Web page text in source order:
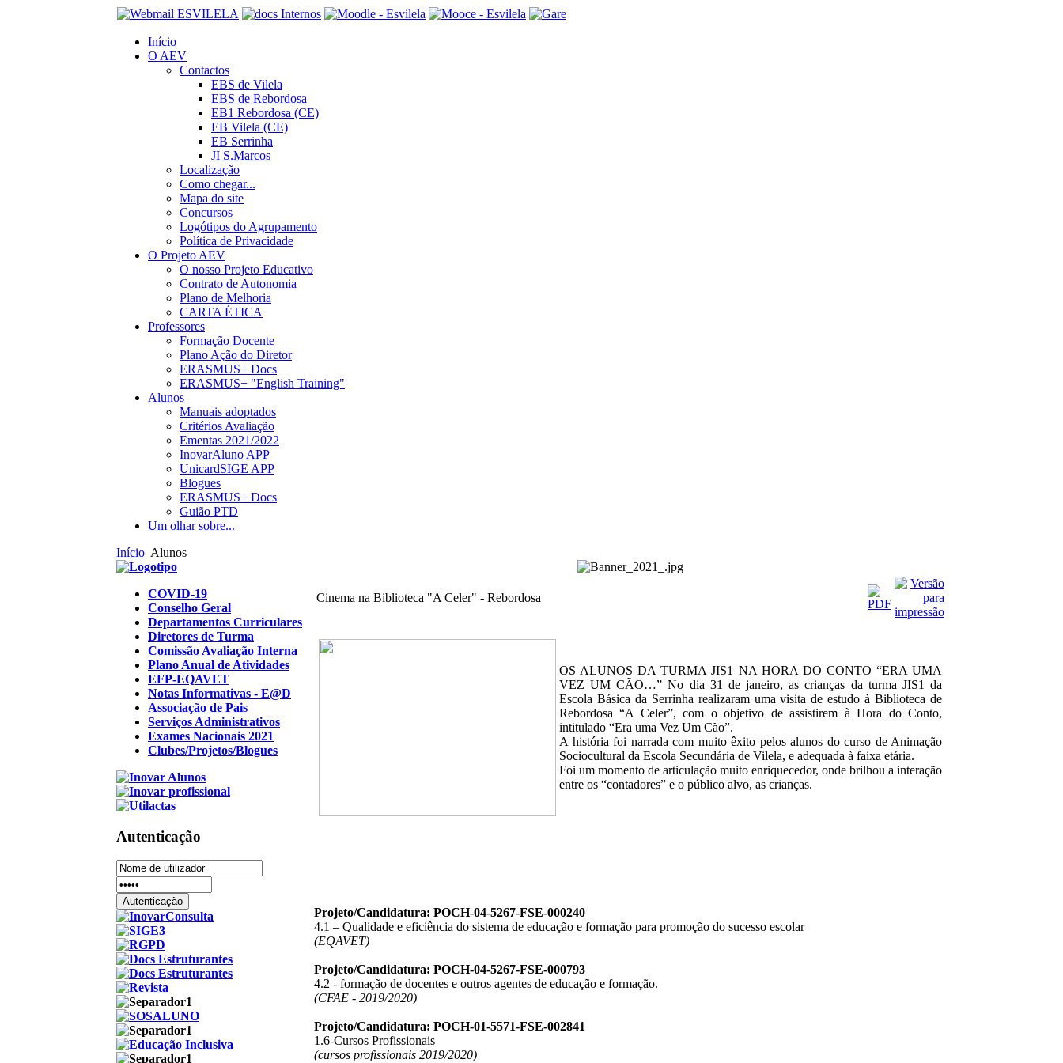
Início
O AEV
Contactos
EBS de Vilela
EBS de Rebordosa
EB1 Rebordosa (CE)
EB Vilela (CE)
EB Serrinha
JI S.Marcos
Localização
Como chegar...
Mapa do site
Concursos
Logótipos do Agrupamento
Política de Privacidade
O Projeto AEV
O nosso Projeto Educativo
Contrato de Autonomia
Plano de Melhoria
CARTA ÉTICA
Professores
Formação Docente
Plano Ação do Diretor
ERASMUS+ Docs
ERASMUS+ "English Training"
Alunos
Manuais adoptados
Critérios Avaliação
Ementas 2021/2022
InovarAluno APP
UnicardSIGE APP
Blogues
ERASMUS+ Docs
Guião PTD
Um olhar sobre...
Início Alunos
Cinema na Biblioteca "A Celer" - Rebordosa
OS ALUNOS DA TURMA JIS1 NA HORA DO CONTO “ERA UMA
VEZ UM CÃO…” No dia 31 de janeiro, as crianças da turma JIS1 da
Escola Básica da Serrinha realizaram uma visita de estudo à Biblioteca de
Rebordosa “A Celer”, com o objetivo de assistirem à Hora do Conto,
intitulado “Era uma Vez Um Cão”.
A história foi narrada com muito êxito pelos alunos do curso de Animação
Sociocultural da Escola Secundária de Vilela, e adequada à faixa etária.
Foi um momento de articulação muito enriquecedor, onde brilhou a interação
entre os “contadores” e o público alvo, as crianças.
Projeto/Candidatura: POCH-04-5267-FSE-000240
4.1 – Qualidade e eficiência do sistema de educação e formação para promoção do sucesso escolar
(EQAVET)
Projeto/Candidatura: POCH-04-5267-FSE-000793
4.2 - formação de docentes e outros agentes de educação e formação.
(CFAE - 2019/2020)
Projeto/Candidatura: POCH-01-5571-FSE-002841
1.6-Cursos Profissionais
(cursos profissionais 2019/2020)
COVID-19
Conselho Geral
Departamentos Curriculares
Diretores de Turma
Comissão Avaliação Interna
Plano Anual de Atividades
EFP-EQAVET
Notas Informativas - E@D
Associação de Pais
Serviços Administrativos
Exames Nacionais 2021
Clubes/Projetos/Blogues
Autenticação